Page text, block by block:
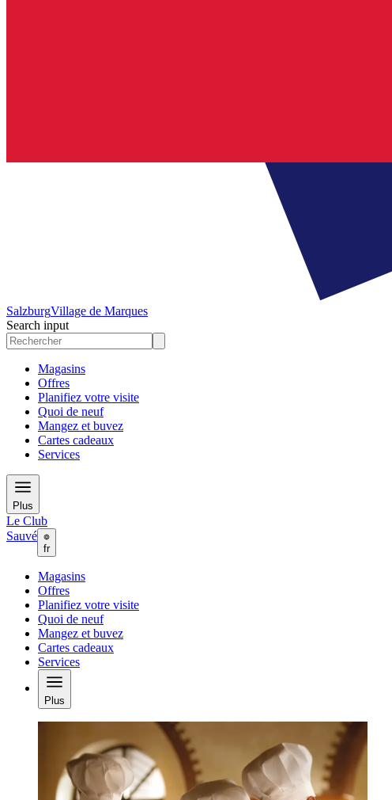
SalzburgVillage de Marques
Search input
Magasins
Offres
Planifiez votre visite
Quoi de neuf
Mangez et buvez
Cartes cadeaux
Services
Plus
Le Club
Sauvé
fr
Magasins
Offres
Planifiez votre visite
Quoi de neuf
Mangez et buvez
Cartes cadeaux
Services
Plus